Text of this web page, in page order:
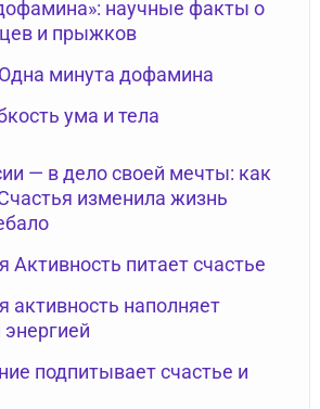
научные факты о
и прыжков
минута дофамина
ума и тела
— в дело своей мечты: как
изменила жизнь
Активность питает счастье
активность наполняет
подпитывает счастье и